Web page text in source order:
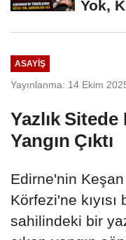
Yok,
ASAYIŞ
Yayınlanma: 14 Ekim
Yazlık
Yangın Çıktı
Edirne'nin
Körfezi'ne
sahilindeki bir